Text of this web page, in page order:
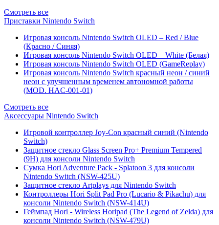
Смотреть все
Приставки Nintendo Switch
Игровая консоль Nintendo Switch OLED – Red / Blue
(Красно / Синяя)
Игровая консоль Nintendo Switch OLED – White (Белая)
Игровая консоль Nintendo Switch OLED (GameReplay)
Игровая консоль Nintendo Switch красный неон / синий
неон с улучшенным временем автономной работы
(MOD. HAC-001-01)
Смотреть все
Аксессуары Nintendo Switch
Игровой контроллер Joy-Con красный синий (Nintendo
Switch)
Защитное стекло Glass Screen Pro+ Premium Tempered
(9H) для консоли Nintendo Switch
Сумка Hori Adventure Pack - Splatoon 3 для консоли
Nintendo Switch (NSW-425U)
Защитное стекло Artplays для Nintendo Switch
Контроллеры Hori Split Pad Pro (Lucario & Pikachu) для
консоли Nintendo Switch (NSW-414U)
Геймпад Hori - Wireless Horipad (The Legend of Zelda) для
консоли Nintendo Switch (NSW-479U)